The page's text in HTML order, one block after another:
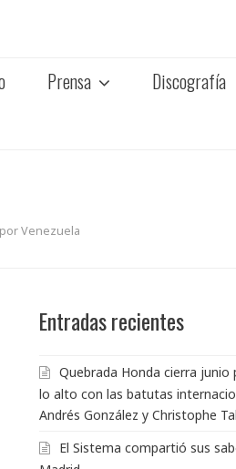
Prensa Discografía
Venezuela
Entradas recientes
Quebrada Honda cierra junio
lo alto con las batutas
Andrés González y Christophe
El Sistema compartió sus